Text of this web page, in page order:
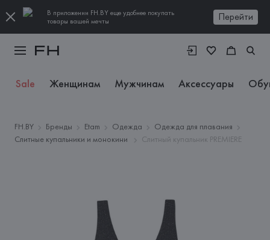
В приложении FH.BY еще удобнее покупать
товары вашей мечты
Перейти
Sale Женщинам Мужчинам Аксессуары
FH.BY Бренды Etam Одежда
Одежда для плавания
Слитные купальники и монокини
Слитный купальник PREMIERE